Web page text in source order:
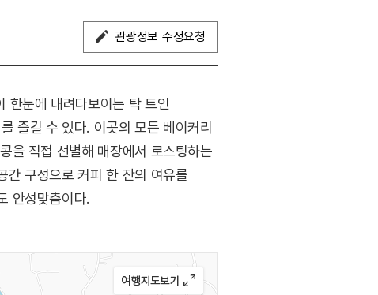
관광정보 수정요청
한눈에 내려다보이는 탁 트인
즐길 수 있다. 이곳의 모든 베이커리
을 직접 선별해 매장에서 로스팅하는
간 구성으로 커피 한 잔의 여유를
안성맞춤이다.